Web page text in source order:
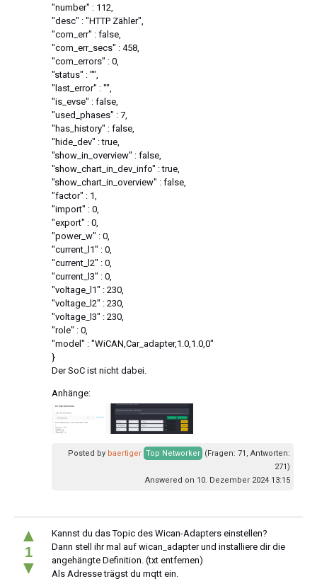
"number" : 112,
"desc" : "HTTP Zähler",
"com_err" : false,
"com_err_secs" : 458,
"com_errors" : 0,
"status" : "",
"last_error" : "",
"is_evse" : false,
"used_phases" : 7,
"has_history" : false,
"hide_dev" : true,
"show_in_overview" : false,
"show_chart_in_dev_info" : true,
"show_chart_in_overview" : false,
"factor" : 1,
"import" : 0,
"export" : 0,
"power_w" : 0,
"current_l1" : 0,
"current_l2" : 0,
"current_l3" : 0,
"voltage_l1" : 230,
"voltage_l2" : 230,
"voltage_l3" : 230,
"role" : 0,
"model" : "WiCAN,Car_adapter,1.0,1.0,0"
}
Der SoC ist nicht dabei.
Anhänge:
Posted by baertiger Top Networker (Fragen: 71, Antworten:
271)
Answered on 10. Dezember 2024 13:15
▲
1
▼
Kannst du das Topic des Wican-Adapters einstellen?
Dann stell ihr mal auf wican_adapter und installiere dir die
angehängte Definition. (txt entfernen)
Als Adresse trägst du mqtt ein.